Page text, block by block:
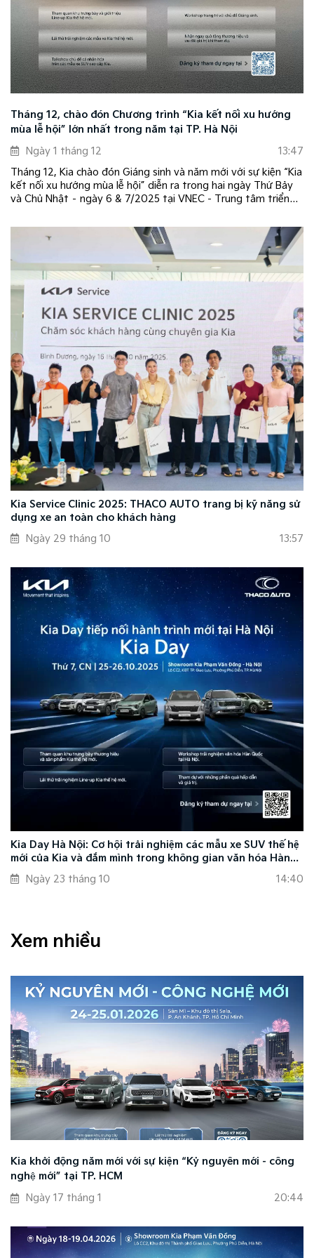
Xem nhiều
Kia khởi động năm mới với sự kiện “Kỷ nguyên mới - công
nghệ mới” tại TP. HCM
Ngày 17 tháng 1
20:44
Tháng 12, chào đón Chương trình “Kia kết nối xu hướng
mùa lễ hội” lớn nhất trong năm tại TP. Hà Nội
Ngày 1 tháng 12
13:47
Tháng 12, Kia chào đón Giáng sinh và năm mới với sự kiện “Kia
kết nối xu hướng mùa lễ hội” diễn ra trong hai ngày Thứ Bảy
và Chủ Nhật – ngày 6 & 7/2025 tại VNEC - Trung tâm triển
Kia Service Clinic 2025: THACO AUTO trang bị kỹ năng sử
dụng xe an toàn cho khách hàng
Ngày 29 tháng 10
13:57
Kia Day Hà Nội: Cơ hội trải nghiệm các mẫu xe SUV thế hệ
mới của Kia và đắm mình trong không gian văn hóa Hàn
Quốc
Ngày 23 tháng 10 14:40